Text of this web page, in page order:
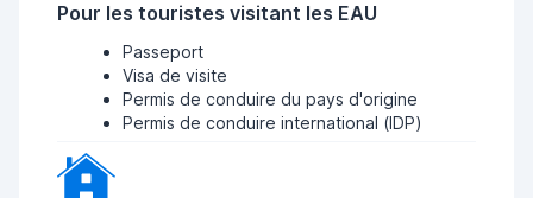
Pour les touristes visitant les EAU
Passeport
Visa de visite
Permis de conduire du pays d'origine
Permis de conduire international (IDP)